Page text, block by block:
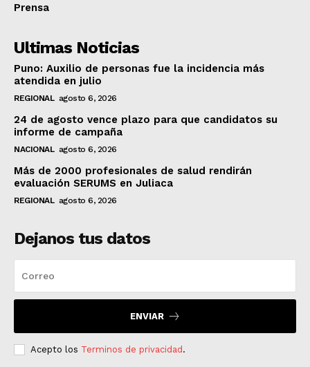
Prensa
Ultimas Noticias
Puno: Auxilio de personas fue la incidencia más
atendida en julio
REGIONAL agosto 6, 2026
24 de agosto vence plazo para que candidatos su
informe de campaña
NACIONAL agosto 6, 2026
Más de 2000 profesionales de salud rendirán
evaluación SERUMS en Juliaca
REGIONAL agosto 6, 2026
Dejanos tus datos
ENVIAR
Acepto los Terminos de privacidad.